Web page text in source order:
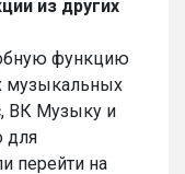
из других
функцию
музыкальных
ВК Музыку и
для
перейти на